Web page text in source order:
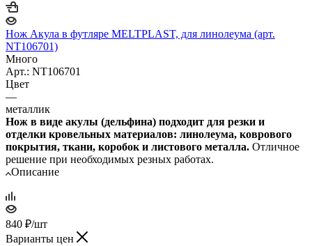
Нож Акула в футляре MELTPLAST, для линолеума (арт.
NT106701)
Много
Арт.: NT106701
Цвет
—
металлик
Нож в виде акулы (дельфина) подходит для резки и
отделки кровельных материалов: линолеума, коврового
покрытия, ткани, коробок и листового металла. Отличное
решение при необходимых резных работах.
Описание
840 ₽/шт
Варианты цен